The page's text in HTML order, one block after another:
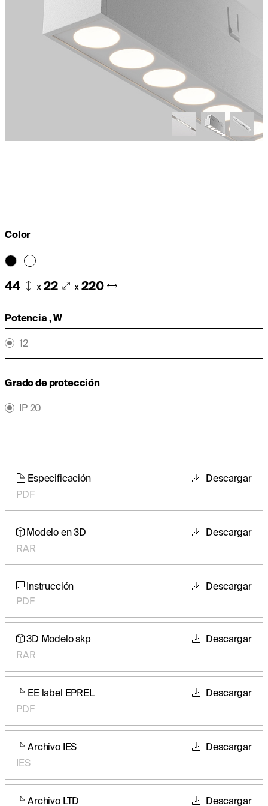
Color
44 x22 x220
Potencia , W
12
Grado de protección
IP 20
Especificación
PDF
Descargar
Modelo en 3D
RAR
Descargar
Instrucción
PDF
Descargar
3D Modelo skp
RAR
Descargar
EE label EPREL
PDF
Descargar
Archivo IES
IES
Descargar
Archivo LTD Descargar